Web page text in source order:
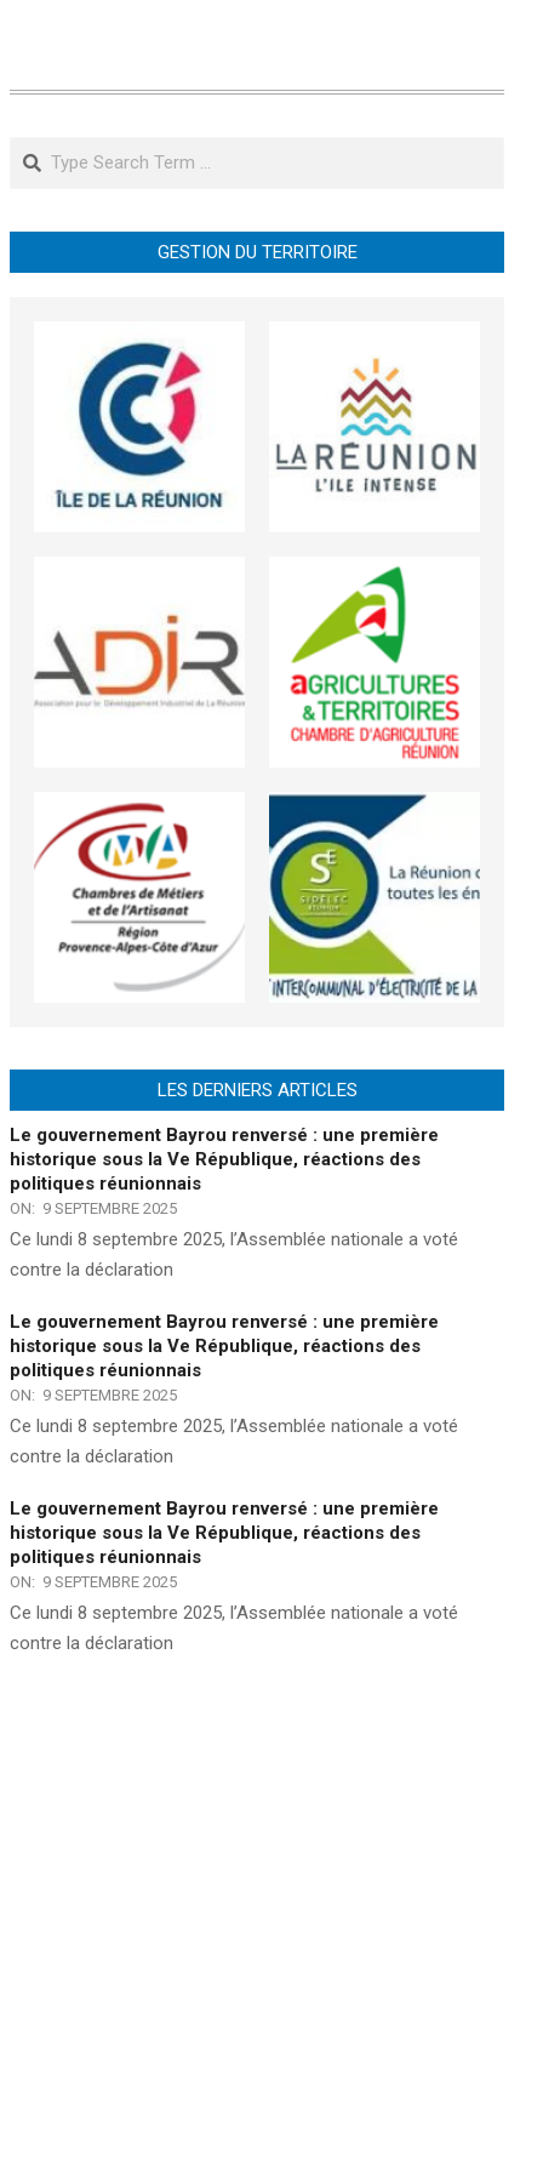
Search
GESTION DU TERRITOIRE
LES DERNIERS ARTICLES
Le gouvernement Bayrou renversé : une première
historique sous la Ve République, réactions des
politiques réunionnais
ON: 9 SEPTEMBRE 2025
Ce lundi 8 septembre 2025, l’Assemblée nationale a voté
contre la déclaration
Le gouvernement Bayrou renversé : une première
historique sous la Ve République, réactions des
politiques réunionnais
ON: 9 SEPTEMBRE 2025
Ce lundi 8 septembre 2025, l’Assemblée nationale a voté
contre la déclaration
Le gouvernement Bayrou renversé : une première
historique sous la Ve République, réactions des
politiques réunionnais
ON: 9 SEPTEMBRE 2025
Ce lundi 8 septembre 2025, l’Assemblée nationale a voté
contre la déclaration